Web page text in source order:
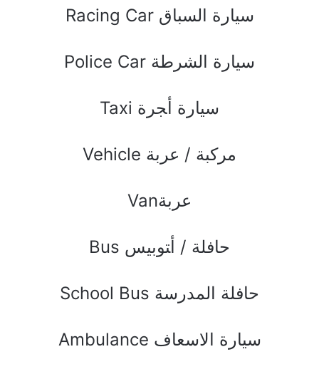
Racing Car ﺳﻴﺎﺭﺓ ﺍﻟﺴﺒﺎﻕ
Police Car ﺳﻴﺎﺭﺓ ﺍﻟﺸﺮﻃﺔ
Taxi ﺳﻴﺎﺭﺓ ﺃﺠﺮﺓ
Vehicle ﻣﺮﻛﺒﺔ / ﻋﺮﺑﺔ
Vanﻋﺮﺑﺔ
Bus ﺣﺎﻓﻠﺔ / ﺃﺘﻮﺑﻴﺲ
School Bus ﺣﺎﻓﻠﺔ ﺍﻟﻤﺪﺭﺳﺔ
Ambulance ﺳﻴﺎﺭﺓ ﺍﻻﺳﻌﺎﻑ